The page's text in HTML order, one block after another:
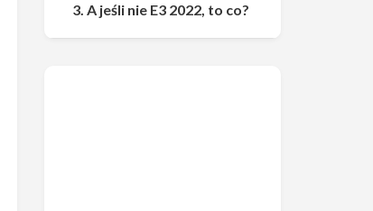
3. A jeśli nie E3 2022, to co?